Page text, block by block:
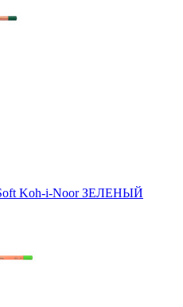
Soft Koh-i-Noor ЗЕЛЕНЫЙ